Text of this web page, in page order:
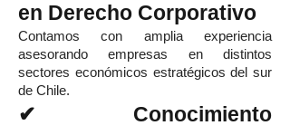
en Derecho Corporativo
Contamos con amplia experiencia
asesorando empresas en distintos
sectores económicos estratégicos del sur
de Chile.
✔ Conocimiento